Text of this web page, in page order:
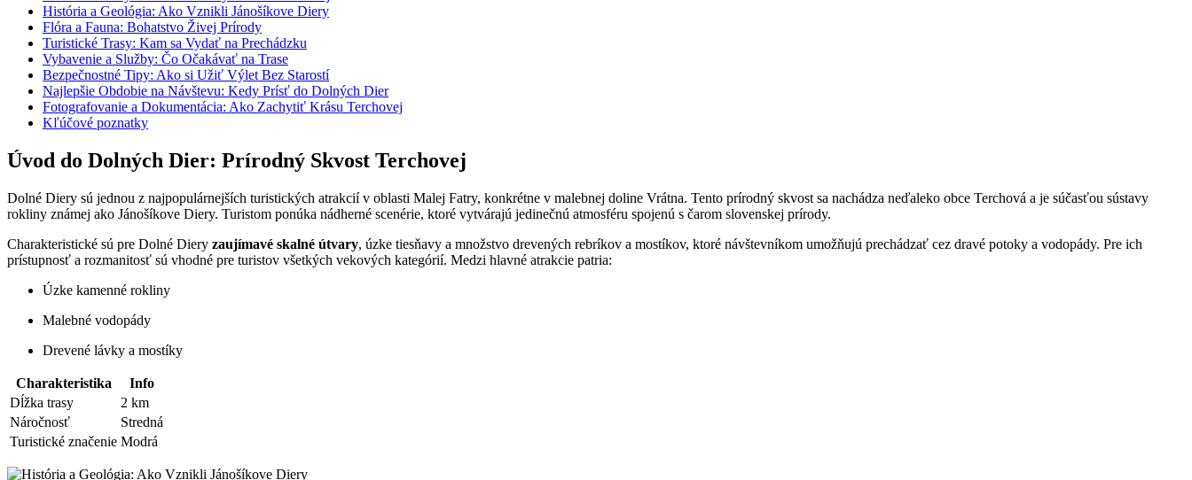
História a Geológia: Ako Vznikli Jánošíkove Diery
Flóra a Fauna: Bohatstvo Živej Prírody
Turistické Trasy: Kam sa Vydať na Prechádzku
Vybavenie a Služby: Čo Očakávať na Trase
Bezpečnostné Tipy: Ako si Užiť Výlet Bez Starostí
Najlepšie Obdobie na Návštevu: Kedy Prísť do Dolných Dier
Fotografovanie a Dokumentácia: Ako Zachytiť Krásu Terchovej
Kľúčové poznatky
Úvod do Dolných Dier: Prírodný Skvost Terchovej
Dolné Diery sú jednou z najpopulárnejších turistických atrakcií v oblasti Malej Fatry, konkrétne v malebnej doline Vrátna. Tento prírodný skvost sa nachádza neďaleko obce Terchová a je súčasťou sústavy
rokliny známej ako Jánošíkove Diery. Turistom ponúka nádherné scenérie, ktoré vytvárajú jedinečnú atmosféru spojenú s čarom slovenskej prírody.
Charakteristické sú pre Dolné Diery zaujímavé skalné útvary, úzke tiesňavy a množstvo drevených rebríkov a mostíkov, ktoré návštevníkom umožňujú prechádzať cez dravé potoky a vodopády. Pre ich
prístupnosť a rozmanitosť sú vhodné pre turistov všetkých vekových kategórií. Medzi hlavné atrakcie patria:
Úzke kamenné rokliny
Malebné vodopády
Drevené lávky a mostíky
Charakteristika
Info
Dĺžka trasy
2 km
Náročnosť
Stredná
Turistické značenie Modrá